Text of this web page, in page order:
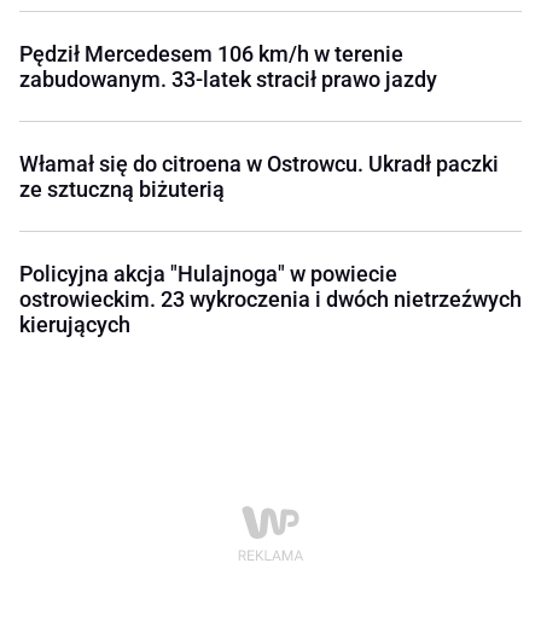
Pędził Mercedesem 106 km/h w terenie
zabudowanym. 33-latek stracił prawo jazdy
Włamał się do citroena w Ostrowcu. Ukradł paczki
ze sztuczną biżuterią
Policyjna akcja "Hulajnoga" w powiecie
ostrowieckim. 23 wykroczenia i dwóch nietrzeźwych
kierujących